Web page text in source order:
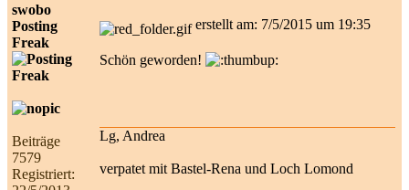
swobo
Posting
Freak
Beiträge
7579
Registriert:
erstellt am: 7/5/2015 um 19:35
Schön geworden!
Lg, Andrea
verpatet mit Bastel-Rena und Loch Lomond